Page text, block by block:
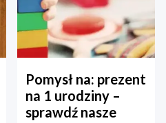
Pomysł na: prezent
na 1 urodziny –
sprawdź nasze